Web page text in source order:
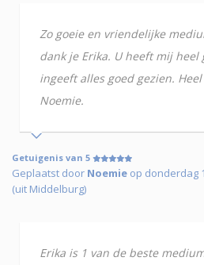
Zo goeie en vriendelijke
dank je Erika. U heeft mij heel
ingeeft alles goed gezien.
Noemie.
Getuigenis van 5
Geplaatst door Noemie op donderdag
(uit Middelburg)
Erika is 1 van de beste